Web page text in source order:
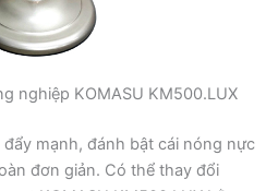
nghiệp KOMASU KM500.LUX
mạnh, đánh bật cái nóng nực
đơn giản. Có thể thay đổi